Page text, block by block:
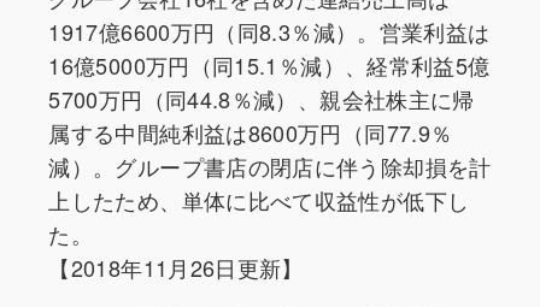
1917億6600万円（同8.3％減）。営業利益は
16億5000万円（同15.1％減）、経常利益5億
5700万円（同44.8％減）、親会社株主に帰
属する中間純利益は8600万円（同77.9％
減）。グループ書店の閉店に伴う除却損を計
上したため、単体に比べて収益性が低下し
た。
【2018年11月26日更新】